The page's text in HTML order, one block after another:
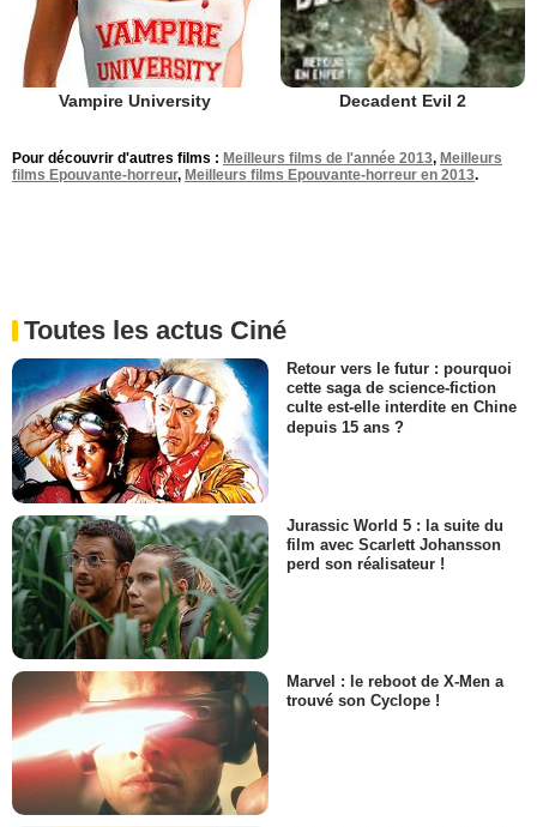
Vampire University Decadent Evil 2
Pour découvrir d'autres films : Meilleurs films de l'année 2013, Meilleurs
films Epouvante-horreur, Meilleurs films Epouvante-horreur en 2013.
Toutes les actus Ciné
Retour vers le futur : pourquoi
cette saga de science-fiction
culte est-elle interdite en Chine
depuis 15 ans ?
Jurassic World 5 : la suite du
film avec Scarlett Johansson
perd son réalisateur !
Marvel : le reboot de X-Men a
trouvé son Cyclope !